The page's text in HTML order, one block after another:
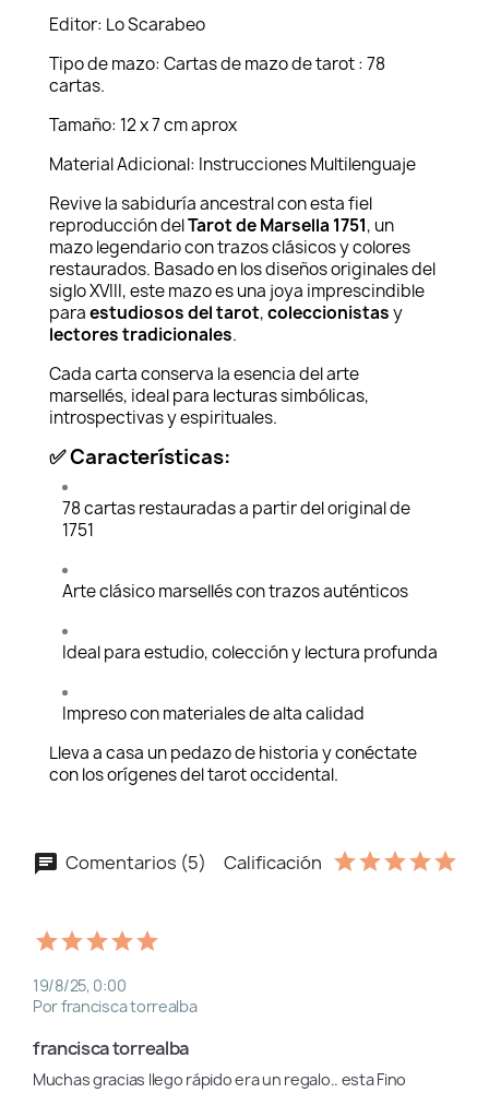
Editor: Lo Scarabeo
Tipo de mazo: Cartas de mazo de tarot : 78
cartas.
Tamaño: 12 x 7 cm aprox
Material Adicional: Instrucciones Multilenguaje
Revive la sabiduría ancestral con esta fiel
reproducción delTarot de Marsella 1751, un
mazo legendario con trazos clásicos y colores
restaurados. Basado en los diseños originales del
siglo XVIII, este mazo es una joya imprescindible
paraestudiosos del tarot,coleccionistasy
lectores tradicionales.
Cada carta conserva la esencia del arte
marsellés, ideal para lecturas simbólicas,
introspectivas y espirituales.
✅ Características:
78 cartas restauradas a partir del original de
1751
Arte clásico marsellés con trazos auténticos
Ideal para estudio, colección y lectura profunda
Impreso con materiales de alta calidad
Lleva a casa un pedazo de historia y conéctate
con los orígenes del tarot occidental.
Comentarios (5) Calificación
19/8/25, 0:00
Por francisca torrealba
francisca torrealba
Muchas gracias llego rápido era un regalo.. esta Fino